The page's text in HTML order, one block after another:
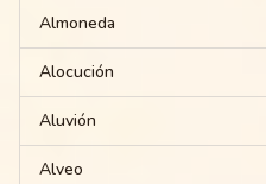
Almoneda
Alocución
Aluvión
Alveo